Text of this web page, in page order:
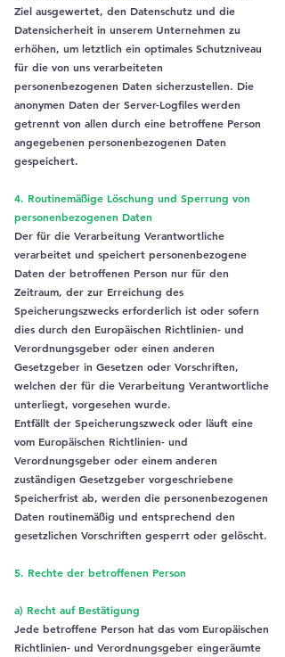
Ziel ausgewertet, den Datenschutz und die
Datensicherheit in unserem Unternehmen zu
erhöhen, um letztlich ein optimales Schutzniveau
für die von uns verarbeiteten
personenbezogenen Daten sicherzustellen. Die
anonymen Daten der Server-Logfiles werden
getrennt von allen durch eine betroffene Person
angegebenen personenbezogenen Daten
gespeichert.
4. Routinemäßige Löschung und Sperrung von
personenbezogenen Daten
Der für die Verarbeitung Verantwortliche
verarbeitet und speichert personenbezogene
Daten der betroffenen Person nur für den
Zeitraum, der zur Erreichung des
Speicherungszwecks erforderlich ist oder sofern
dies durch den Europäischen Richtlinien- und
Verordnungsgeber oder einen anderen
Gesetzgeber in Gesetzen oder Vorschriften,
welchen der für die Verarbeitung Verantwortliche
unterliegt, vorgesehen wurde.
Entfällt der Speicherungszweck oder läuft eine
vom Europäischen Richtlinien- und
Verordnungsgeber oder einem anderen
zuständigen Gesetzgeber vorgeschriebene
Speicherfrist ab, werden die personenbezogenen
Daten routinemäßig und entsprechend den
gesetzlichen Vorschriften gesperrt oder gelöscht.
5. Rechte der betroffenen Person
a) Recht auf Bestätigung
Jede betroffene Person hat das vom Europäischen
Richtlinien- und Verordnungsgeber eingeräumte